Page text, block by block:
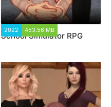
2022 453.56 MB
School Simulator RPG